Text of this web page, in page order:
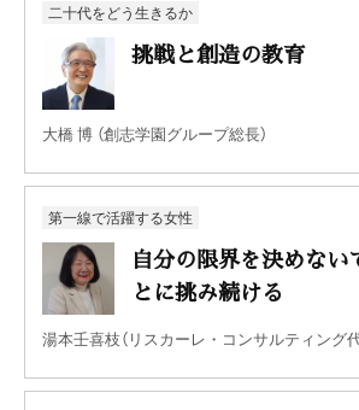
二十代をどう生きるか
挑戦と創造の教育
大橋 博 （創志学園グループ総長）
第一線で活躍する女性
自分の限界を決めない
とに挑み続ける
湯本壬喜枝（リスカーレ・コンサルティング代